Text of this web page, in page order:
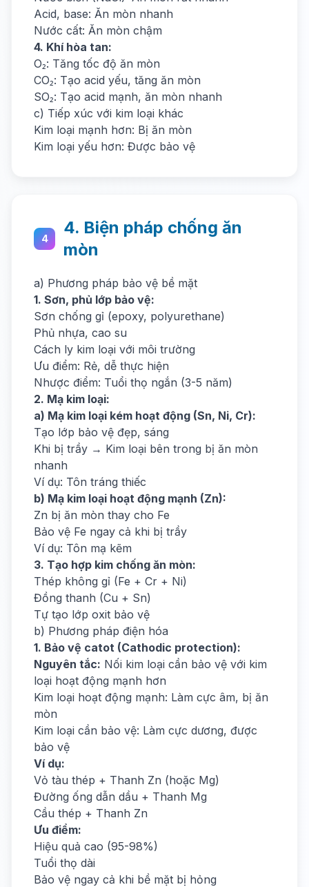
Acid, base: Ăn mòn nhanh
Nước cất: Ăn mòn chậm
4. Khí hòa tan:
O₂: Tăng tốc độ ăn mòn
CO₂: Tạo acid yếu, tăng ăn mòn
SO₂: Tạo acid mạnh, ăn mòn nhanh
c) Tiếp xúc với kim loại khác
Kim loại mạnh hơn: Bị ăn mòn
Kim loại yếu hơn: Được bảo vệ
4
4. Biện pháp chống ăn
mòn
a) Phương pháp bảo vệ bề mặt
1. Sơn, phủ lớp bảo vệ:
Sơn chống gỉ (epoxy, polyurethane)
Phủ nhựa, cao su
Cách ly kim loại với môi trường
Ưu điểm: Rẻ, dễ thực hiện
Nhược điểm: Tuổi thọ ngắn (3-5 năm)
2. Mạ kim loại:
a) Mạ kim loại kém hoạt động (Sn, Ni, Cr):
Tạo lớp bảo vệ đẹp, sáng
Khi bị trầy → Kim loại bên trong bị ăn mòn
nhanh
Ví dụ: Tôn tráng thiếc
b) Mạ kim loại hoạt động mạnh (Zn):
Zn bị ăn mòn thay cho Fe
Bảo vệ Fe ngay cả khi bị trầy
Ví dụ: Tôn mạ kẽm
3. Tạo hợp kim chống ăn mòn:
Thép không gỉ (Fe + Cr + Ni)
Đồng thanh (Cu + Sn)
Tự tạo lớp oxit bảo vệ
b) Phương pháp điện hóa
1. Bảo vệ catot (Cathodic protection):
Nguyên tắc: Nối kim loại cần bảo vệ với kim
loại hoạt động mạnh hơn
Kim loại hoạt động mạnh: Làm cực âm, bị ăn
mòn
Kim loại cần bảo vệ: Làm cực dương, được
bảo vệ
Ví dụ:
Vỏ tàu thép + Thanh Zn (hoặc Mg)
Đường ống dẫn dầu + Thanh Mg
Cầu thép + Thanh Zn
Ưu điểm:
Hiệu quả cao (95-98%)
Tuổi thọ dài
Bảo vệ ngay cả khi bề mặt bị hỏng